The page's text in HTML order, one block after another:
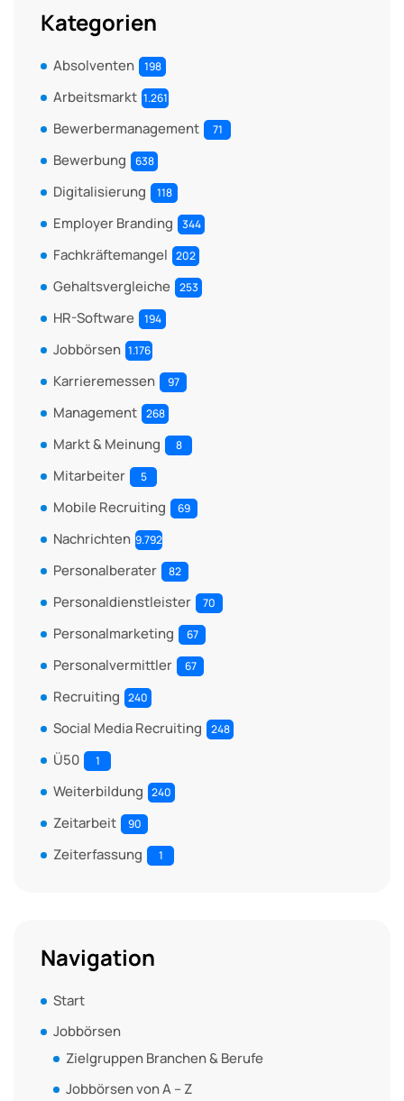
Kategorien
Absolventen 198
Arbeitsmarkt 1.261
Bewerbermanagement 71
Bewerbung 638
Digitalisierung 118
Employer Branding 344
Fachkräftemangel 202
Gehaltsvergleiche 253
HR-Software 194
Jobbörsen 1.176
Karrieremessen 97
Management 268
Markt & Meinung 8
Mitarbeiter 5
Mobile Recruiting 69
Nachrichten 9.792
Personalberater 82
Personaldienstleister 70
Personalmarketing 67
Personalvermittler 67
Recruiting 240
Social Media Recruiting 248
Ü50 1
Weiterbildung 240
Zeitarbeit 90
Zeiterfassung 1
Navigation
Start
Jobbörsen
Zielgruppen Branchen & Berufe
Jobbörsen von A – Z